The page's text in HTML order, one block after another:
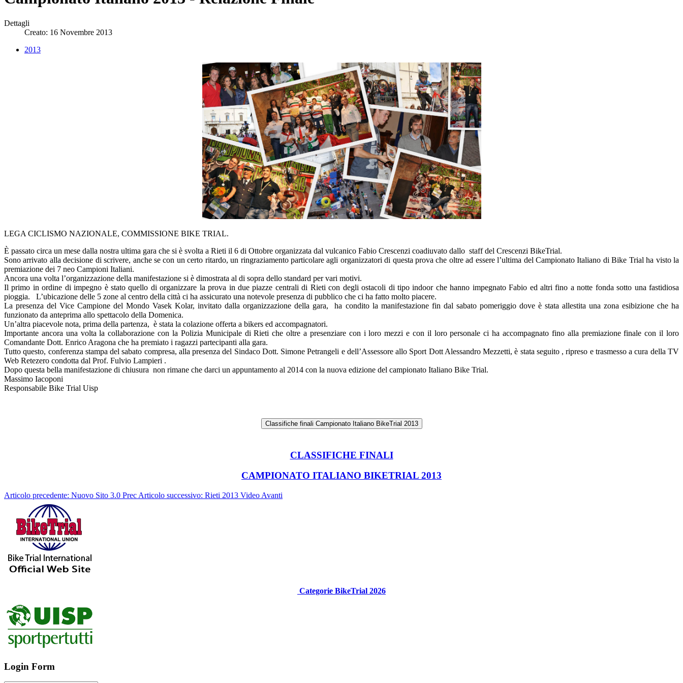
Dettagli
Creato: 16 Novembre 2013
2013
LEGA CICLISMO NAZIONALE, COMMISSIONE BIKE TRIAL.
È passato circa un mese dalla nostra ultima gara che si è svolta a Rieti il 6 di Ottobre organizzata dal vulcanico Fabio Crescenzi coadiuvato dallo staff del Crescenzi BikeTrial.
Sono arrivato alla decisione di scrivere, anche se con un certo ritardo, un ringraziamento particolare agli organizzatori di questa prova che oltre ad essere l’ultima del Campionato Italiano di Bike Trial ha visto la
premiazione dei 7 neo Campioni Italiani.
Ancora una volta l’organizzazione della manifestazione si è dimostrata al di sopra dello standard per vari motivi.
Il primo in ordine di impegno è stato quello di organizzare la prova in due piazze centrali di Rieti con degli ostacoli di tipo indoor che hanno impegnato Fabio ed altri fino a notte fonda sotto una fastidiosa
pioggia. L’ubicazione delle 5 zone al centro della città ci ha assicurato una notevole presenza di pubblico che ci ha fatto molto piacere.
La presenza del Vice Campione del Mondo Vasek Kolar, invitato dalla organizzazione della gara, ha condito la manifestazione fin dal sabato pomeriggio dove è stata allestita una zona esibizione che ha
funzionato da anteprima allo spettacolo della Domenica.
Un’altra piacevole nota, prima della partenza, è stata la colazione offerta a bikers ed accompagnatori.
Importante ancora una volta la collaborazione con la Polizia Municipale di Rieti che oltre a presenziare con i loro mezzi e con il loro personale ci ha accompagnato fino alla premiazione finale con il loro
Comandante Dott. Enrico Aragona che ha premiato i ragazzi partecipanti alla gara.
Tutto questo, conferenza stampa del sabato compresa, alla presenza del Sindaco Dott. Simone Petrangeli e dell’Assessore allo Sport Dott Alessandro Mezzetti, è stata seguito , ripreso e trasmesso a cura della TV
Web Retezero condotta dal Prof. Fulvio Lampieri .
Dopo questa bella manifestazione di chiusura non rimane che darci un appuntamento al 2014 con la nuova edizione del campionato Italiano Bike Trial.
Massimo Iacoponi
Responsabile Bike Trial Uisp
Classifiche finali Campionato Italiano BikeTrial 2013
CLASSIFICHE FINALI
CAMPIONATO ITALIANO BIKETRIAL 2013
Articolo precedente: Nuovo Sito 3.0 Prec Articolo successivo: Rieti 2013 Video Avanti
Categorie BikeTrial 2026
Login Form